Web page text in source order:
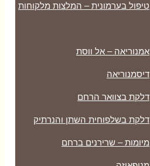
טיפול בערמונית – המלצות מלקוחות
אמנוריאה – אל ווסת
דיסמנוריאה
דלקת בצוואר הרחם
דלקת בשלפוחית השתן והנרתיק
מיומות – שרירנים ברחם